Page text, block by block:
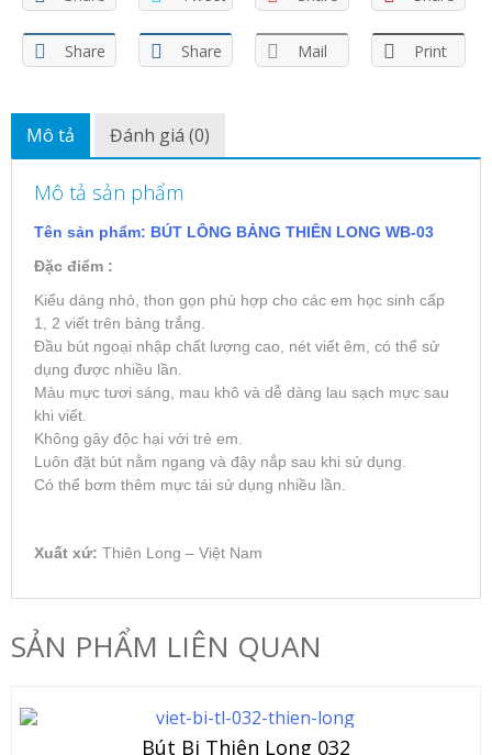
Share Share Mail Print
Mô tả Đánh giá (0)
Mô tả sản phẩm
Tên sản phẩm: BÚT LÔNG BẢNG THIÊN LONG WB-03
Đặc điểm :
Kiểu dáng nhỏ, thon gọn phù hợp cho các em học sinh cấp
1, 2 viết trên bảng trắng.
Đầu bút ngoại nhập chất lượng cao, nét viết êm, có thể sử
dụng được nhiều lần.
Màu mực tươi sáng, mau khô và dễ dàng lau sạch mực sau
khi viết.
Không gây độc hại với trẻ em.
Luôn đặt bút nằm ngang và đậy nắp sau khi sử dụng.
Có thể bơm thêm mực tái sử dụng nhiều lần.
Xuất xứ: Thiên Long – Việt Nam
SẢN PHẨM LIÊN QUAN
Bút Bi Thiên Long 032